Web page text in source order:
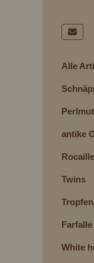
Alle
antike
Twins
White